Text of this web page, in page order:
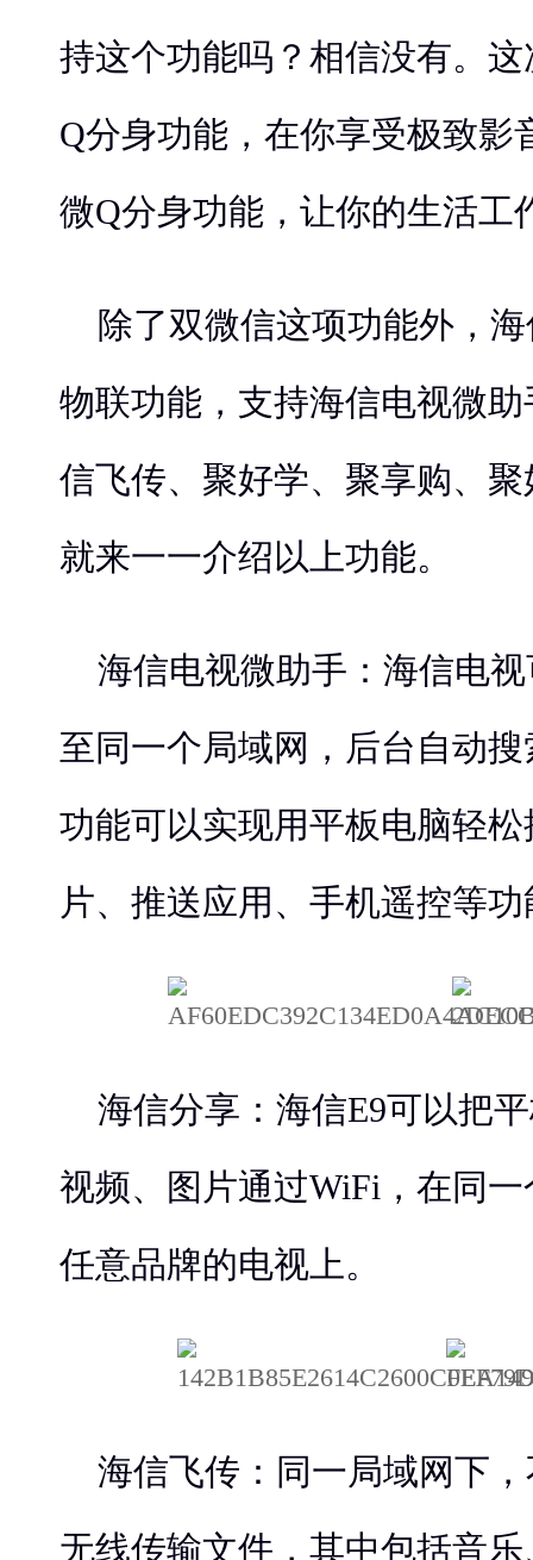
持这个功能吗？相信没有。
Q分身功能，在你享受极致影
微Q分身功能，让你的生活工
除了双微信这项功能外，
物联功能，支持海信电视微
信飞传、聚好学、聚享购、
就来一一介绍以上功能。
海信电视微助手：海信电
至同一个局域网，后台自动
功能可以实现用平板电脑轻
片、推送应用、手机遥控等
海信分享：海信E9可以把
视频、图片通过WiFi，在同
任意品牌的电视上。
海信飞传：同一局域网下
无线传输文件，其中包括音